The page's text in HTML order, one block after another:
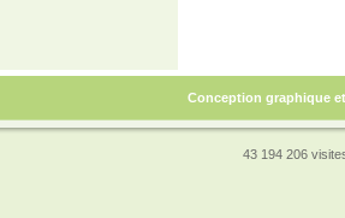
Conception graphique
43 194 206